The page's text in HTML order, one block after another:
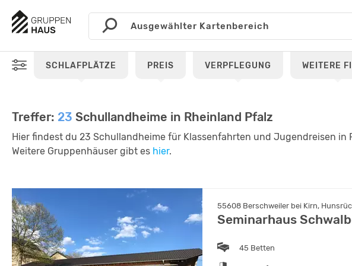
SCHLAFPLÄTZE PREIS VERPFLEGUNG WEITERE
Treffer: 23 Schullandheime in Rheinland Pfalz
Hier findest du 23 Schullandheime für Klassenfahrten und Jugendreisen in
Weitere Gruppenhäuser gibt es hier.
55608 Berschweiler bei Kirn,
Seminarhaus
45 Betten